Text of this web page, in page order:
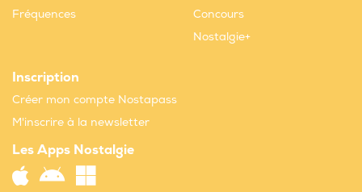
Fréquences
Concours
Nostalgie+
Inscription
Créer mon compte Nostapass
M'inscrire à la newsletter
Les Apps Nostalgie